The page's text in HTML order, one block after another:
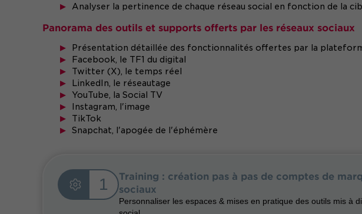
Analyser la pertinence de chaque réseau social en fonction de la
Panorama des outils et supports offerts par les réseaux sociaux
Présentation détaillée des fonctionnalités offertes par la
Facebook, le TF1 du digital
Twitter (X), le temps réel
LinkedIn, le réseautage
YouTube, la Social TV
Instagram, l'image
TikTok
Snapchat, l'apogée de l'éphémère
1
Training : création pas à pas de comptes de
sociaux
Personnaliser les espaces & mises en pratique des outils mis à